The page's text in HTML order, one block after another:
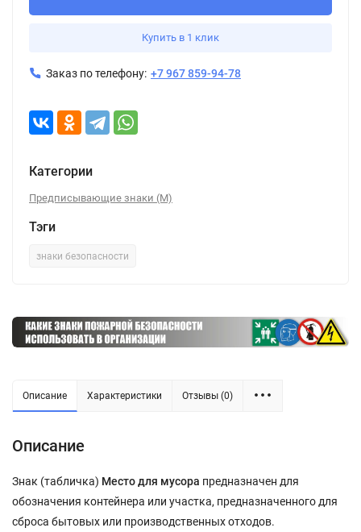
Купить в 1 клик
Заказ по телефону: +7 967 859-94-78
Категории
Предписывающие знаки (M)
Тэги
знаки безопасности
Описание Характеристики Отзывы (0)
Описание
Знак (табличка) Место для мусора предназначен для
обозначения контейнера или участка, предназначенного для
сброса бытовых или производственных отходов.